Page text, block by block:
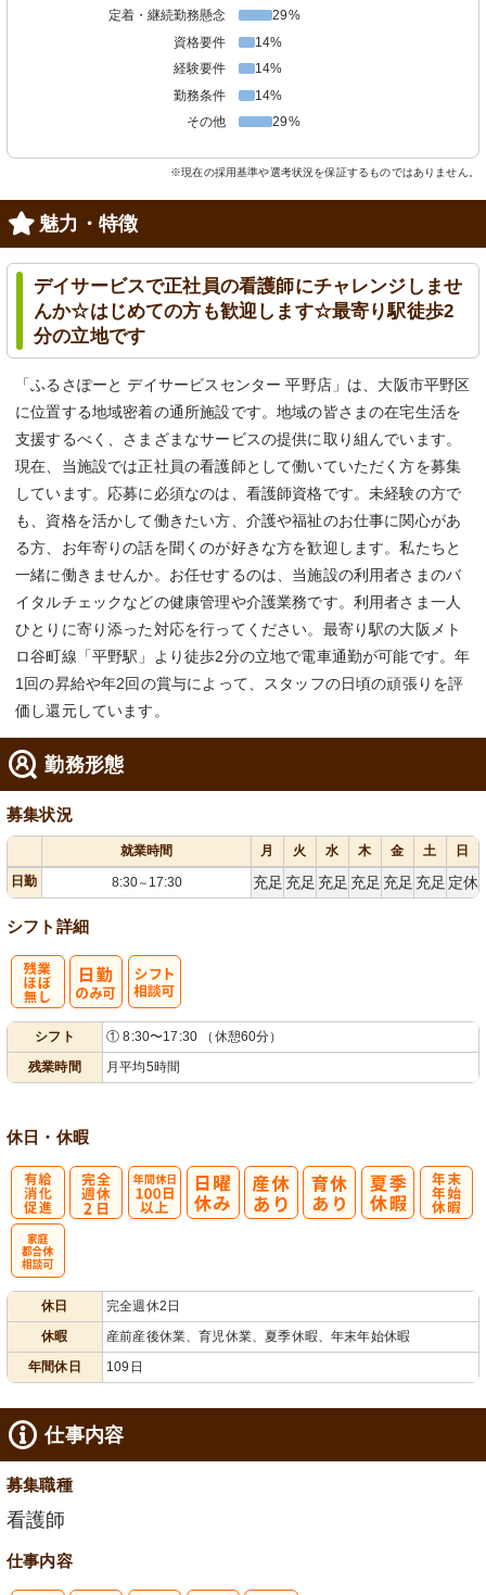
定着・継続勤務懸念
29%
資格要件
14%
経験要件
14%
勤務条件
14%
その他
29%
※現在の採用基準や選考状況を保証するものではありません。
魅力・特徴
デイサービスで正社員の看護師にチャレンジしませ
んか☆はじめての方も歓迎します☆最寄り駅徒歩2
分の立地です
「ふるさぽーと デイサービスセンター 平野店」は、大阪市平野区
に位置する地域密着の通所施設です。地域の皆さまの在宅生活を
支援するべく、さまざまなサービスの提供に取り組んでいます。
現在、当施設では正社員の看護師として働いていただく方を募集
しています。応募に必須なのは、看護師資格です。未経験の方で
も、資格を活かして働きたい方、介護や福祉のお仕事に関心があ
る方、お年寄りの話を聞くのが好きな方を歓迎します。私たちと
一緒に働きませんか。お任せするのは、当施設の利用者さまのバ
イタルチェックなどの健康管理や介護業務です。利用者さま一人
ひとりに寄り添った対応を行ってください。最寄り駅の大阪メト
ロ谷町線「平野駅」より徒歩2分の立地で電車通勤が可能です。年
1回の昇給や年2回の賞与によって、スタッフの日頃の頑張りを評
価し還元しています。
勤務形態
募集状況
就業時間 月 火 水 木 金 土
日
日勤
8:30～ 17:30 充足 充足 充足 充足 充足 充足 定休
シフト詳細
シフト
① 8:30〜17:30 （休憩60分）
残業時間
月平均5時間
休日・休暇
休日
完全週休2日
休暇
産前産後休業、育児休業、夏季休暇、年末年始休暇
年間休日
109日
仕事内容
募集職種
看護師
仕事内容